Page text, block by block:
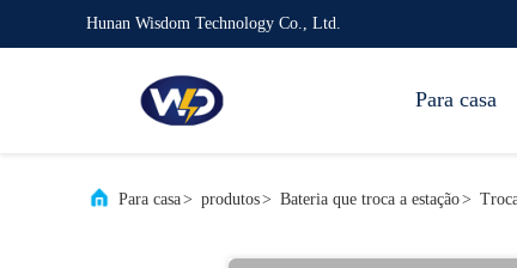
Hunan Wisdom Technology Co., Ltd.
Para casa
Para casa> produtos> Bateria que troca a estação>